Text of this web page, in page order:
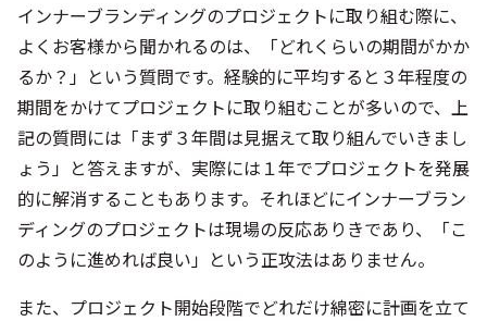
インナーブランディングのプロジェクトに取り組む際に、
よくお客様から聞かれるのは、「どれくらいの期間がかか
るか？」という質問です。経験的に平均すると３年程度の
期間をかけてプロジェクトに取り組むことが多いので、上
記の質問には「まず３年間は見据えて取り組んでいきまし
ょう」と答えますが、実際には１年でプロジェクトを発展
的に解消することもあります。それほどにインナーブラン
ディングのプロジェクトは現場の反応ありきであり、「こ
のように進めれば良い」という正攻法はありません。
また、プロジェクト開始段階でどれだけ綿密に計画を立て